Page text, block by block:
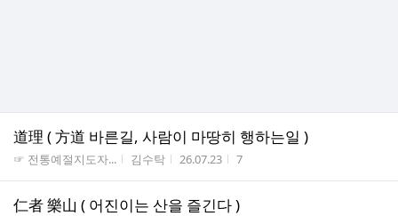
道理 ( 方道 바른길, 사람이 마땅히 행하는일 )
게시판명
☞ 전통예절지도자... 작성자
김수탁 작성시간
26.07.23 조회수
7
仁者 樂山 ( 어진이는 산을 즐긴다 )